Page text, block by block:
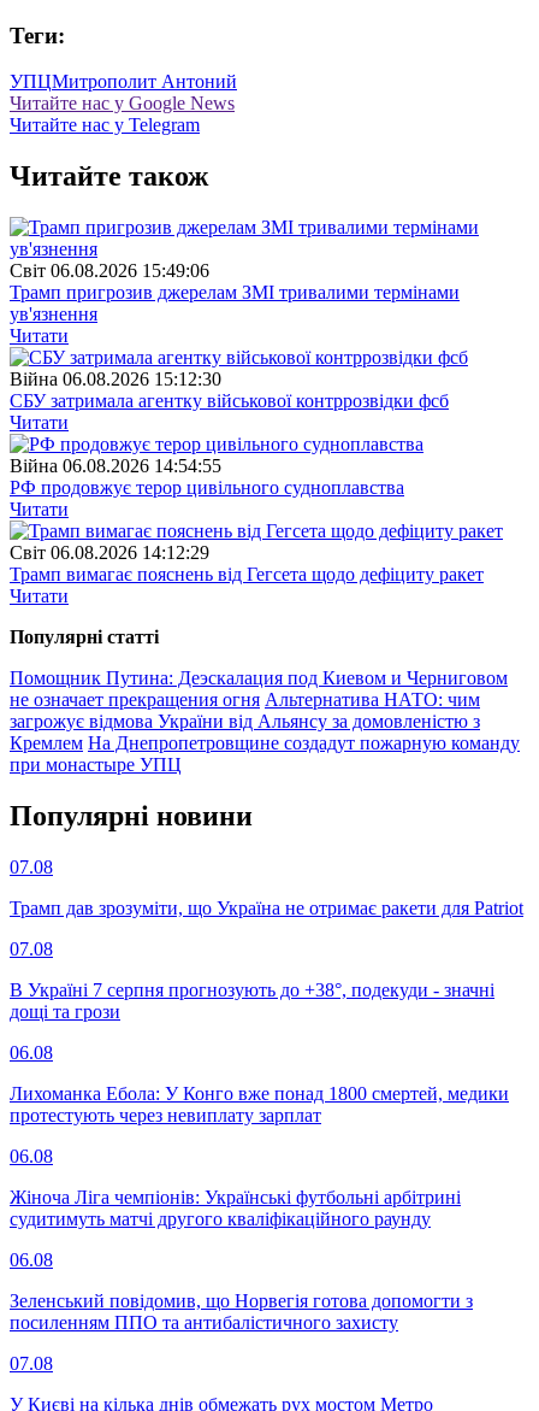
Теги:
УПЦМитрополит Антоний
Читайте нас у Google News
Читайте нас у Telegram
Читайте також
Свiт 06.08.2026 15:49:06
Трамп пригрозив джерелам ЗМІ тривалими термінами
ув'язнення
Читати
Війна 06.08.2026 15:12:30
СБУ затримала агентку військової контррозвідки фсб
Читати
Війна 06.08.2026 14:54:55
РФ продовжує терор цивільного судноплавства
Читати
Свiт 06.08.2026 14:12:29
Трамп вимагає пояснень від Гегсета щодо дефіциту ракет
Читати
Популярнi статтi
Помощник Путина: Деэскалация под Киевом и Черниговом
не означает прекращения огня Альтернатива НАТО: чим
загрожує відмова України від Альянсу за домовленістю з
Кремлем На Днепропетровщине создадут пожарную команду
при монастыре УПЦ
Популярнi новини
07.08
Трамп дав зрозуміти, що Україна не отримає ракети для Patriot
07.08
В Україні 7 серпня прогнозують до +38°, подекуди - значні
дощі та грози
06.08
Лихоманка Ебола: У Конго вже понад 1800 смертей, медики
протестують через невиплату зарплат
06.08
Жіноча Ліга чемпіонів: Українські футбольні арбітрині
судитимуть матчі другого кваліфікаційного раунду
06.08
Зеленський повідомив, що Норвегія готова допомогти з
посиленням ППО та антибалістичного захисту
07.08
У Києві на кілька днів обмежать рух мостом Метро